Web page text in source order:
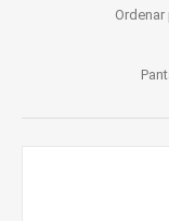
Ordenar